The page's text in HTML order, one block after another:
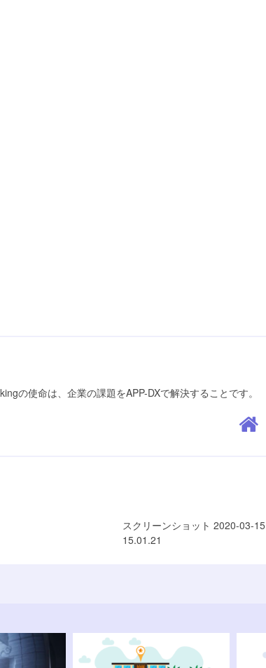
の使命は、企業の課題をAPP-DXで解決することです。
スクリーンショット 2020-03-15
15.01.21